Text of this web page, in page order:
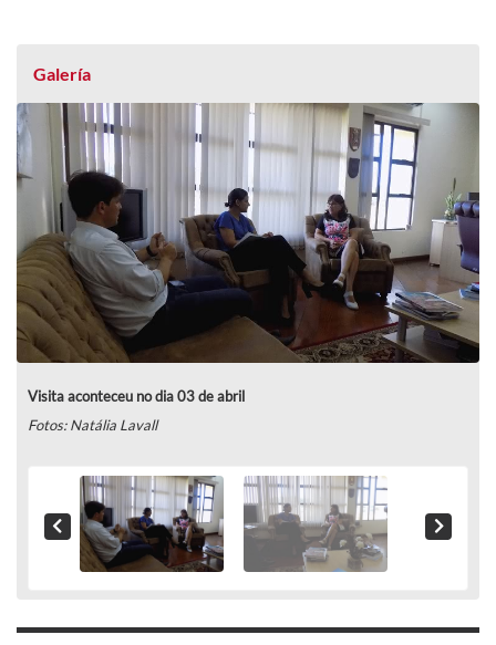
Galería
Visita aconteceu no dia 03 de abril
Fotos: Natália Lavall